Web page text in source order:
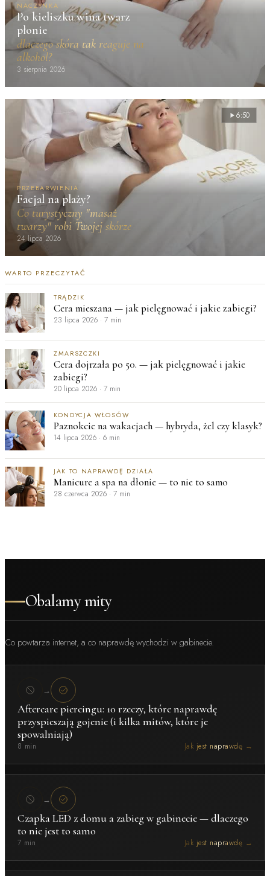
NACZYNKA
Po kieliszku wina twarz
płonie
dlaczego skóra tak reaguje na
alkohol?
3 sierpnia 2026
PRZEBARWIENIA
Facjal na plaży?
Co turystyczny "masaż
twarzy" robi Twojej skórze
24 lipca 2026
6:50
WARTO PRZECZYTAĆ
TRĄDZIK
Cera mieszana — jak pielęgnować i jakie zabiegi?
23 lipca 2026 · 7 min
ZMARSZCZKI
Cera dojrzała po 50. — jak pielęgnować i jakie
zabiegi?
20 lipca 2026 · 7 min
KONDYCJA WŁOSÓW
Paznokcie na wakacjach — hybryda, żel czy klasyk?
14 lipca 2026 · 6 min
JAK TO NAPRAWDĘ DZIAŁA
Manicure a spa na dłonie — to nie to samo
28 czerwca 2026 · 7 min
Obalamy mity
Co powtarza internet, a co naprawdę wychodzi w gabinecie.
→
Aftercare piercingu: 10 rzeczy, które naprawdę
przyspieszają gojenie (i kilka mitów, które je
spowalniają)
8 min Jak jest naprawdę →
→
Czapka LED z domu a zabieg w gabinecie — dlaczego
to nie jest to samo
7 min Jak jest naprawdę →